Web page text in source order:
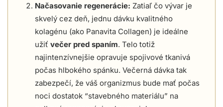
Načasovanie regenerácie: Zatiaľ čo vývar je
skvelý cez deň, jednu dávku kvalitného
kolagénu (ako Panavita Collagen) je ideálne
užiť večer pred spaním. Telo totiž
najintenzívnejšie opravuje spojivové tkanivá
počas hlbokého spánku. Večerná dávka tak
zabezpečí, že váš organizmus bude mať počas
noci dostatok “stavebného materiálu” na